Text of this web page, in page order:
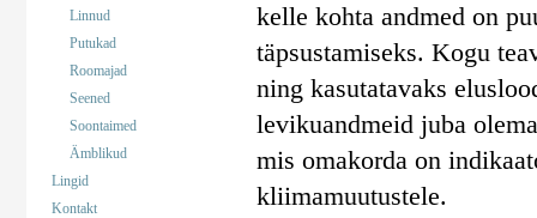
Linnud
Putukad
Roomajad
Seened
Soontaimed
Ämblikud
Lingid
Kontakt
kelle kohta andmed on
täpsustamiseks. Kogu
ning kasutatavaks
levikuandmeid juba
mis omakorda on
kliimamuutustele.